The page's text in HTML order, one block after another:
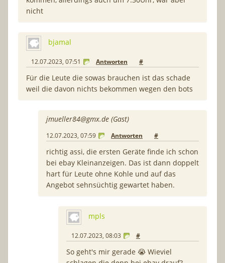
nicht
bjamal
12.07.2023, 07:51 Antworten #
Für die Leute die sowas brauchen ist das schade
weil die davon nichts bekommen wegen den bots
jmueller84@gmx.de (Gast)
12.07.2023, 07:59 Antworten #
richtig assi, die ersten Geräte finde ich schon
bei ebay Kleinanzeigen. Das ist dann doppelt
hart für Leute ohne Kohle und auf das
Angebot sehnsüchtig gewartet haben.
mpls
12.07.2023, 08:03 #
So geht's mir gerade 😭 Wieviel